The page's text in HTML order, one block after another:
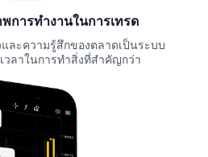
การทำงานในการเทรด
ละความรู้สึกของตลาดเป็นระบบ
วลาในการทำสิ่งที่สำคัญกว่า